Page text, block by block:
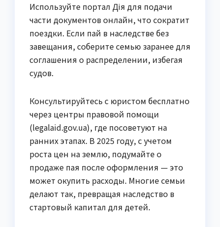
Используйте портал Дія для подачи
части документов онлайн, что сократит
поездки. Если пай в наследстве без
завещания, соберите семью заранее для
соглашения о распределении, избегая
судов.
Консультируйтесь с юристом бесплатно
через центры правовой помощи
(legalaid.gov.ua), где посоветуют на
ранних этапах. В 2025 году, с учетом
роста цен на землю, подумайте о
продаже пая после оформления — это
может окупить расходы. Многие семьи
делают так, превращая наследство в
стартовый капитал для детей.